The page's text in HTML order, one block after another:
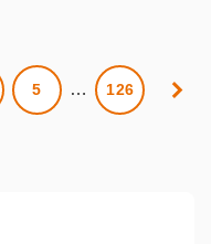
5 … 126